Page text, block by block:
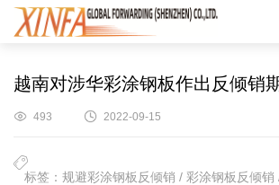
越南对涉华彩涂钢板作出反倾销
493 2022-09-15
标签：规避彩涂钢板反倾销 / 彩涂钢板反倾